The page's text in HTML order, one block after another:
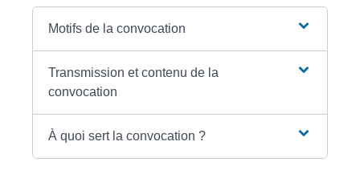
Motifs de la convocation
Transmission et contenu de la
convocation
À quoi sert la convocation ?